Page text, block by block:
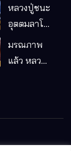
หลวงปู่ชนะ
อุตตมลาโภ
หมากอื๋อ
มรณภาพ
แล้ว หลวง